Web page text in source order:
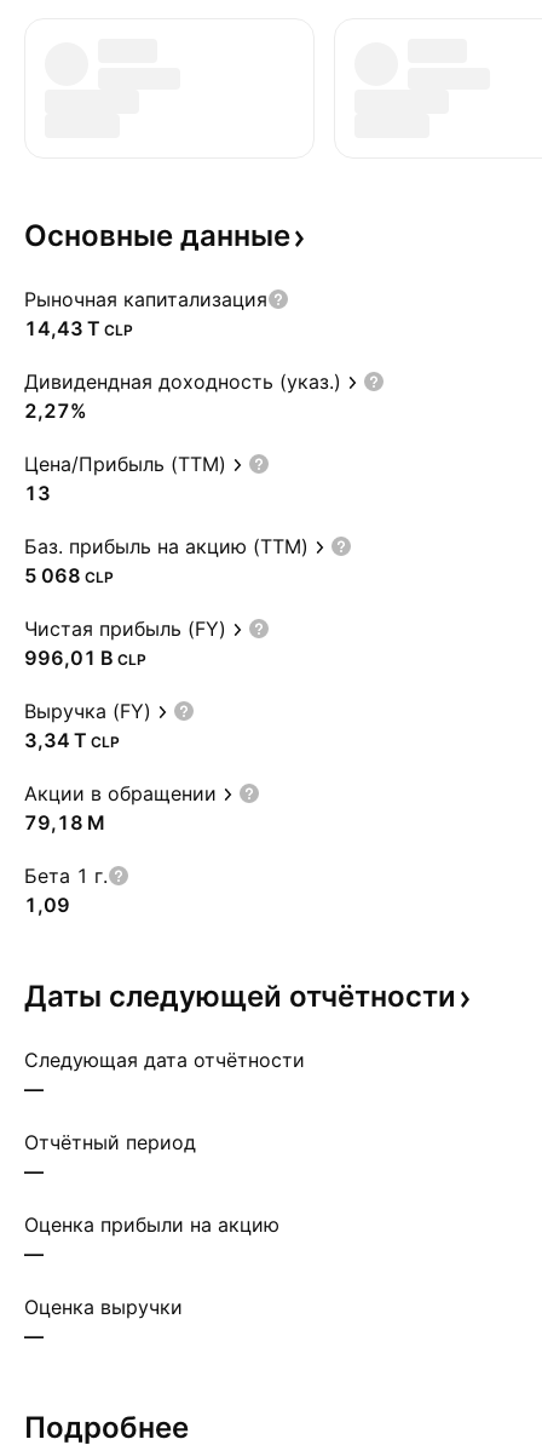
Основные данные
Рыночная капитализация
‪14,43 T‬ CLP
Дивидендная доходность (указ.)
2,27%
Цена/Прибыль (TTM)
13
Баз. прибыль на акцию (TTM)
5 068 CLP
Чистая прибыль (FY)
‪996,01 B‬ CLP
Выручка (FY)
‪3,34 T‬ CLP
Акции в обращении
‪79,18 M‬
Бета 1 г.
1,09
Даты следующей отчётности
Следующая дата отчётности
—
Отчётный период
—
Оценка прибыли на акцию
—
Оценка выручки
—
Подробнее